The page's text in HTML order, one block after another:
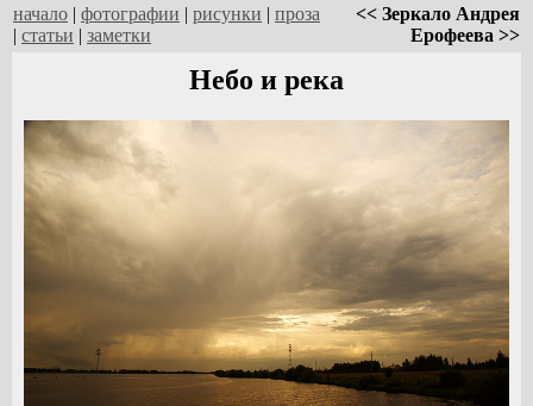
начало | фотографии | рисунки | проза
| статьи | заметки
<< Зеркало Андрея
Ерофеева >>
Небо и река